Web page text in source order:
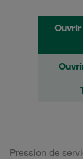
Pression de